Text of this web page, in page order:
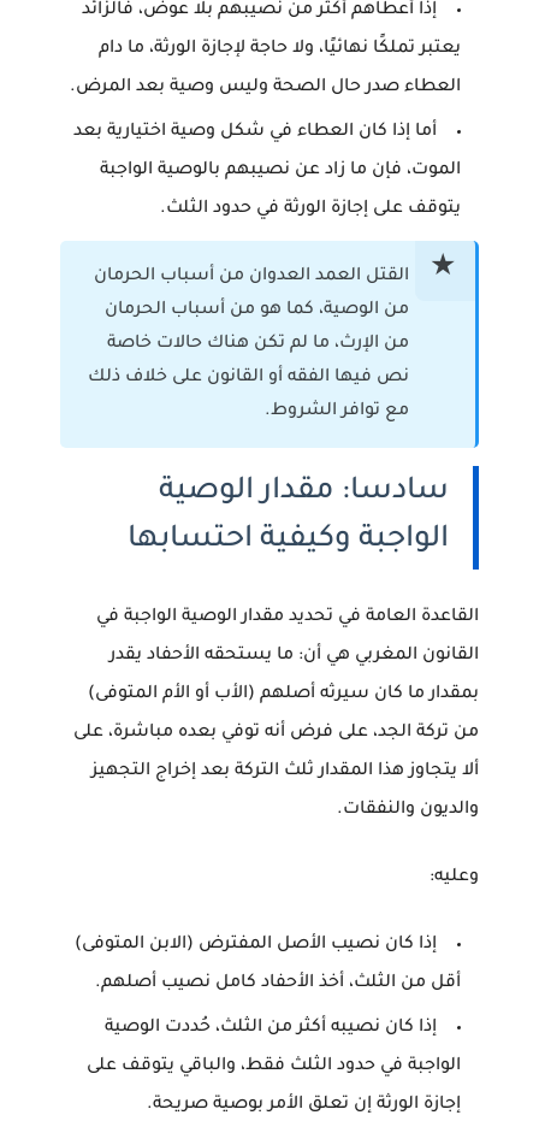
إذا أعطاهم أكثر من نصيبهم بلا عوض، فالزائد
يعتبر تملكًا نهائيًا، ولا حاجة لإجازة الورثة، ما دام
العطاء صدر حال الصحة وليس وصية بعد المرض.
أما إذا كان العطاء في شكل وصية اختيارية بعد
الموت، فإن ما زاد عن نصيبهم بالوصية الواجبة
يتوقف على إجازة الورثة في حدود الثلث.
القتل العمد العدوان من أسباب الحرمان
من الوصية، كما هو من أسباب الحرمان
من الإرث، ما لم تكن هناك حالات خاصة
نص فيها الفقه أو القانون على خلاف ذلك
مع توافر الشروط.
سادسا: مقدار الوصية
الواجبة وكيفية احتسابها
القاعدة العامة في تحديد مقدارالوصية الواجبة في
القانون المغربي هي أن: ما يستحقه الأحفاد يقدر
بمقدار ما كان سيرثه أصلهم (الأب أو الأم المتوفى)
من تركة الجد، على فرض أنه توفي بعده مباشرة، على
ألا يتجاوز هذا المقدار ثلث التركة بعد إخراج التجهيز
والديون والنفقات.
وعليه:
إذا كان نصيب الأصل المفترض (الابن المتوفى)
أقل من الثلث، أخذ الأحفاد كامل نصيب أصلهم.
إذا كان نصيبه أكثر من الثلث، حُددت الوصية
الواجبة في حدود الثلث فقط، والباقي يتوقف على
إجازة الورثة إن تعلق الأمر بوصية صريحة.